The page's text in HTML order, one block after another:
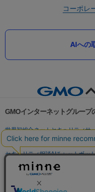
コーポレ
AIへの
GMOインターネットグループ
世界初総合ネットセキュリティサ
パスワード漏洩診断
Webサイ
セキュリティ相談AIチャットボッ
実在証明・盗聴対策